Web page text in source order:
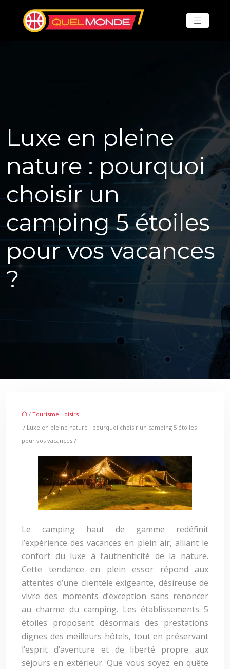
Luxe en pleine
nature : pourquoi
choisir un
camping 5 étoiles
pour vos vacances
?
/ Tourisme-Loisirs
/ Luxe en pleine nature : pourquoi choisir un camping 5 étoiles
pour vos vacances ?
Le camping haut de gamme redéfinit
l’expérience des vacances en plein air, alliant le
confort du luxe à l’authenticité de la nature.
Cette tendance en plein essor répond aux
attentes d’une clientèle exigeante, désireuse de
vivre des moments d’exception sans renoncer
au charme du camping. Les établissements 5
étoiles proposent désormais des prestations
dignes des meilleurs hôtels, tout en préservant
l’esprit d’aventure et de liberté propre aux
séjours en extérieur. Que vous soyez en quête